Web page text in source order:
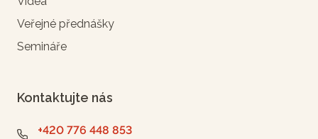
Veřejné přednášky
Semináře
Kontaktujte nás
+420 776 448 853